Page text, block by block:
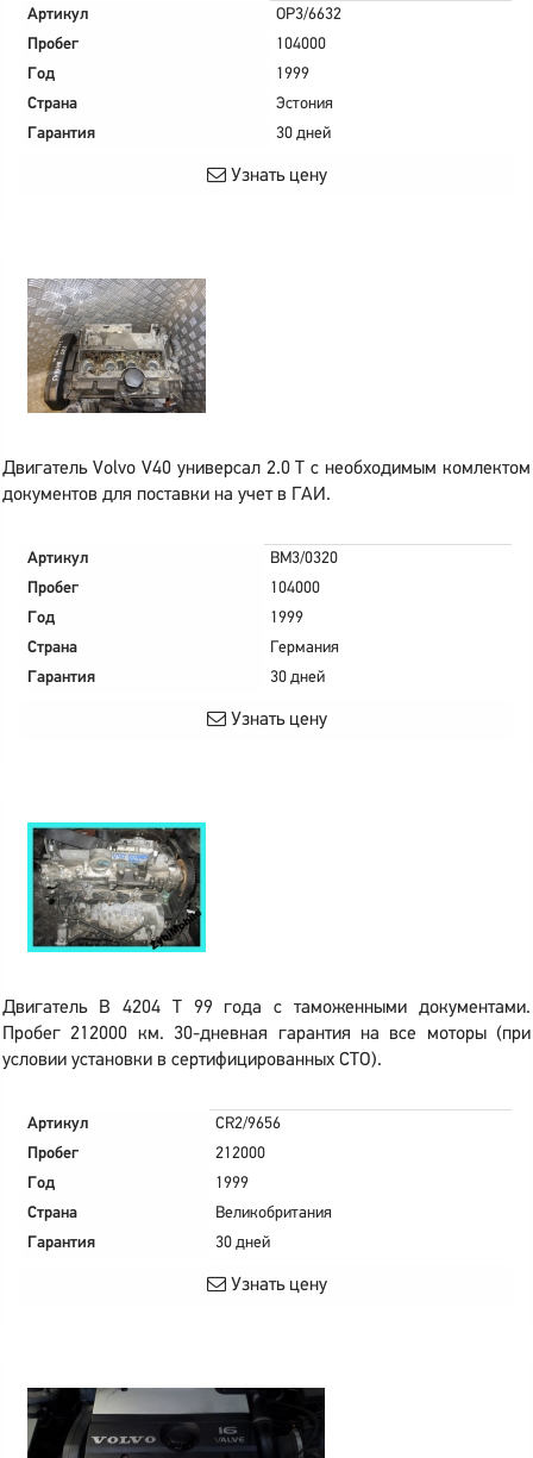
Артикул
OP3/6632
Пробег
104000
Год
1999
Страна
Эстония
Гарантия
30 дней
Узнать цену
Двигатель Volvo V40 универсал 2.0 T с необходимым комлектом
документов для поставки на учет в ГАИ.
Артикул
BM3/0320
Пробег
104000
Год
1999
Страна
Германия
Гарантия
30 дней
Узнать цену
Двигатель B 4204 T 99 года с таможенными документами.
Пробег 212000 км. 30-дневная гарантия на все моторы (при
условии установки в сертифицированных СТО).
Артикул
CR2/9656
Пробег
212000
Год
1999
Страна
Великобритания
Гарантия
30 дней
Узнать цену